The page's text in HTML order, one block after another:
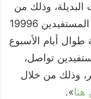
وذلك من
خلال الاتصال على مركز رعاية المستفيدين 19996
على مدار 24 ساعة طوال أيام الأسبوع
تواصل،
وذلك من خلال
».